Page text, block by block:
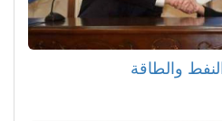
والطاقة